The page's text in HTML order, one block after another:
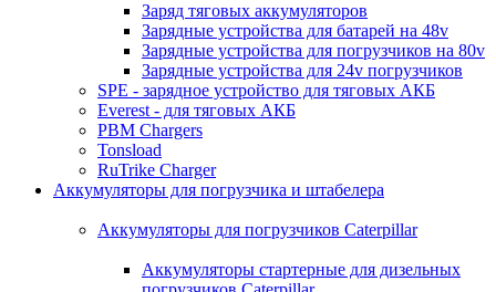
Заряд тяговых аккумуляторов
Зарядные устройства для батарей на 48v
Зарядные устройства для погрузчиков на 80v
Зарядные устройства для 24v погрузчиков
SPE - зарядное устройство для тяговых АКБ
Everest - для тяговых АКБ
PBM Chargers
Tonsload
RuTrike Charger
Аккумуляторы для погрузчика и штабелера
Аккумуляторы для погрузчиков Caterpillar
Аккумуляторы стартерные для дизельных